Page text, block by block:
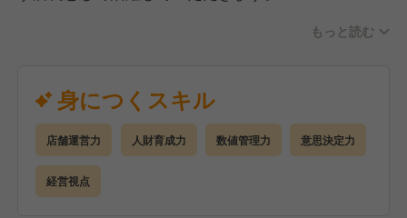
ホール・キッチン業務（接客・調理・オペレーション
アルバイト・社員の育成、チームづくり
シフト作成、人員配置、人件費コントロール
売上・原価・利益など数値管理
発注・在庫・衛生・品質管理
サービス改善・業務改善の企画と実行
もっと読む
身につくスキル
店舗運営力 人財育成力 数値管理力 意思決定力
経営視点